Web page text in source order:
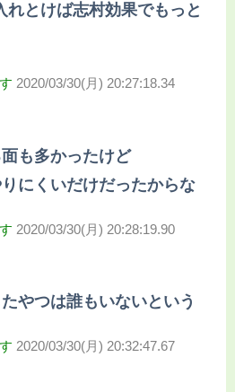
れとけば志村効果でもっと
2020/03/30(月) 20:27:18.34
も多かったけど
にくいだけだったからな
2020/03/30(月) 20:28:19.90
やつは誰もいないという
2020/03/30(月) 20:32:47.67